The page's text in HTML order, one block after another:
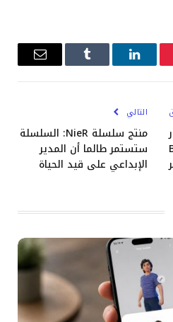
لينكدإن Tumblrالبريد
التالي
منتج سلسلة NieR: السلسلة
ستستمر طالما أن المدير
الإبداعي على قيد الحياة